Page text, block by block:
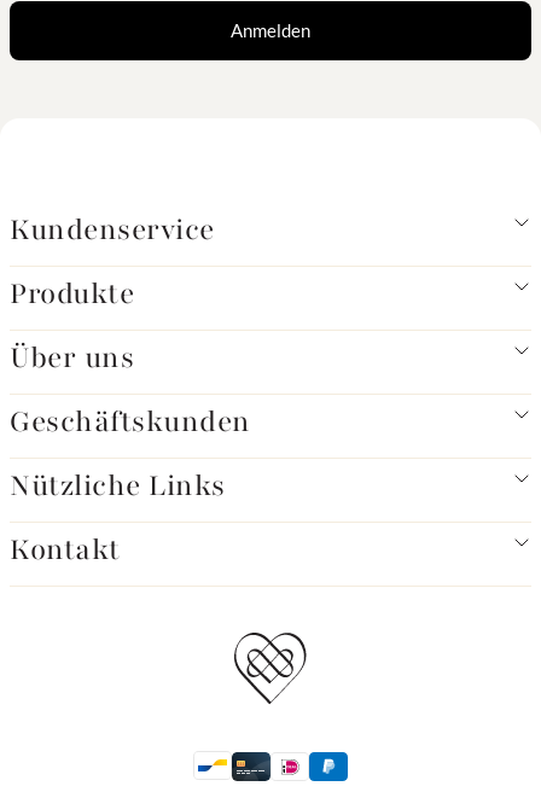
Anmelden
Kundenservice
Produkte
Über uns
Geschäftskunden
Nützliche Links
Kontakt